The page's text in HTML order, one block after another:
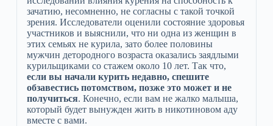
зачатию, несомненно, не согласны с такой точкой
зрения. Исследователи оценили состояние здоровья
участников и выяснили, что ни одна из женщин в
этих семьях не курила, зато более половины
мужчин детородного возраста оказались заядлыми
курильщиками со стажем около 10 лет. Так что,
если вы начали курить недавно, спешите
обзавестись потомством, позже это может и не
получиться. Конечно, если вам не жалко малыша,
который будет вынужден жить в никотиновом аду
вместе с вами.